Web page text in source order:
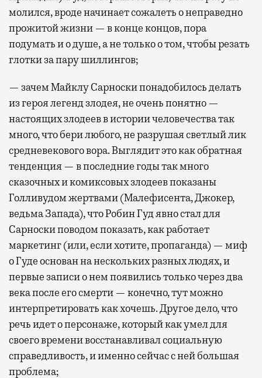
молился, вроде начинает сожалеть о неправедно
прожитой жизни — в конце концов, пора
подумать и о душе, а не только о том, чтобы резать
глотки за пару шиллингов;
— зачем Майклу Сарноски понадобилось делать
из героя легенд злодея, не очень понятно —
настоящих злодеев в истории человечества так
много, что бери любого, не разрушая светлый лик
средневекового вора. Выглядит это как обратная
тенденция — в последние годы так много
сказочных и комиксовых злодеев показаны
Голливудом жертвами (Малефисента, Джокер,
ведьма Запада), что Робин Гуд явно стал для
Сарноски поводом показать, как работает
маркетинг (или, если хотите, пропаганда) — миф
о Гуде основан на нескольких разных людях, и
первые записи о нем появились только через два
века после его смерти — конечно, тут можно
интерпретировать как хочешь. Другое дело, что
речь идет о персонаже, который как умел для
своего времени восстанавливал социальную
справедливость, и именно сейчас с ней большая
проблема;